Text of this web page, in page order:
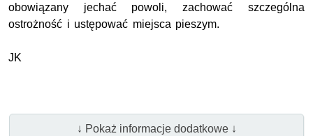
obowiązany jechać powoli, zachować szczególna
ostrożność i ustępować miejsca pieszym.
JK
↓ Pokaż informacje dodatkowe ↓